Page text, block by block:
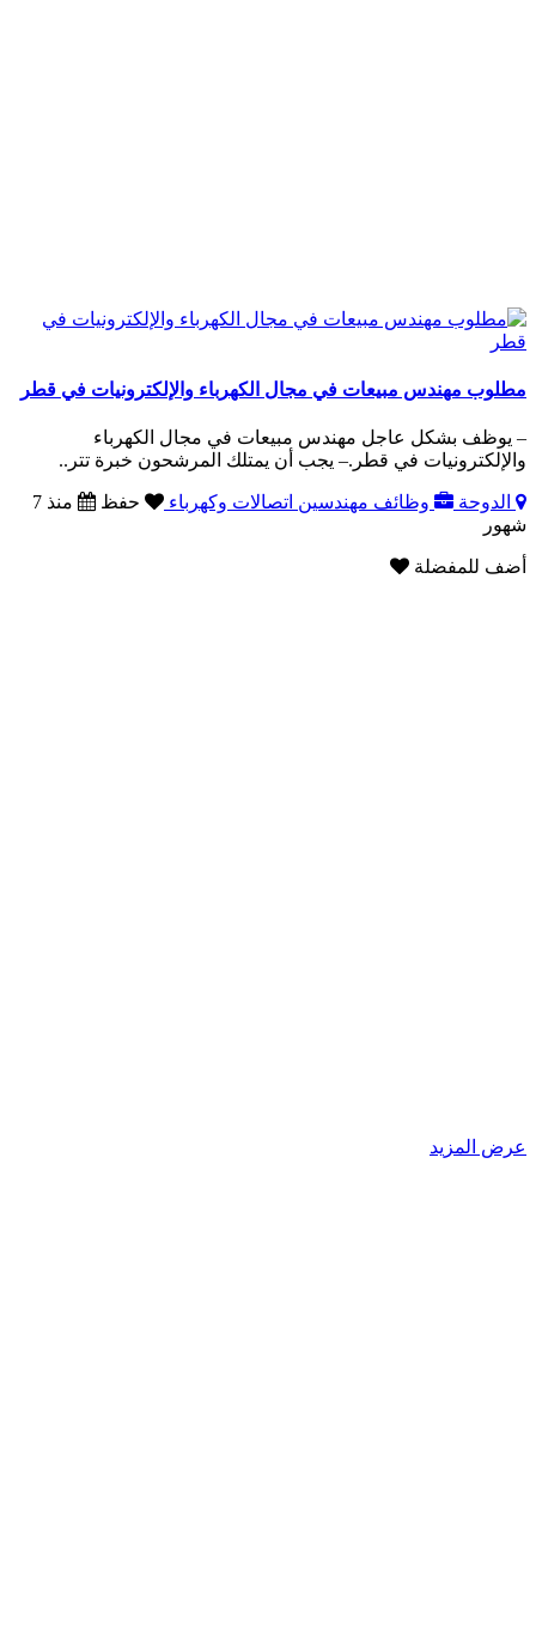
مطلوب مهندس مبيعات في مجال الكهرباء والإلكترونيات في قطر
– يوظف بشكل عاجل مهندس مبيعات في مجال الكهرباء
والإلكترونيات في قطر.– يجب أن يمتلك المرشحون خبرة تتر..
الدوحة وظائف مهندسين اتصالات وكهرباء حفظ
منذ 7
شهور
أضف للمفضلة
عرض المزيد